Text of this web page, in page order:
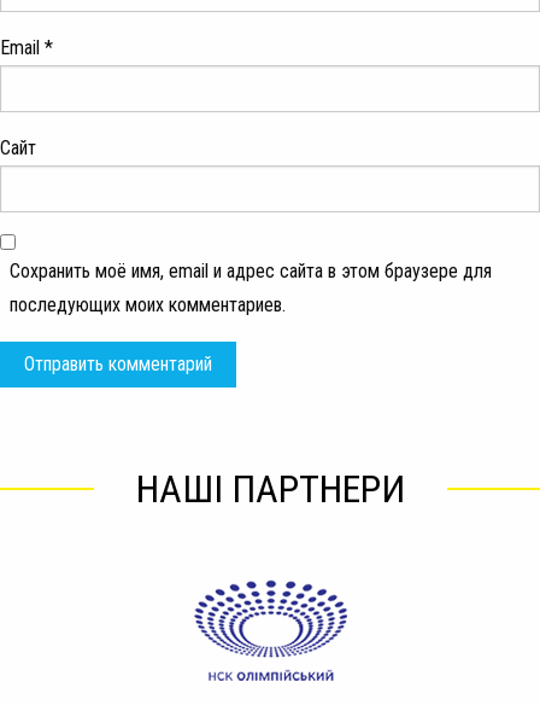
Email *
Сайт
Сохранить моё имя, email и адрес сайта в этом браузере для
последующих моих комментариев.
НАШІ ПАРТНЕРИ